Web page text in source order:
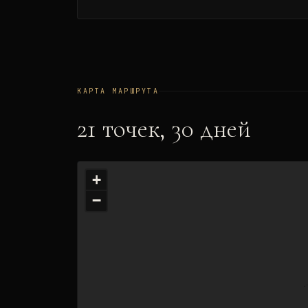
КАРТА МАРШРУТА
21 точек, 30 дней
+
−